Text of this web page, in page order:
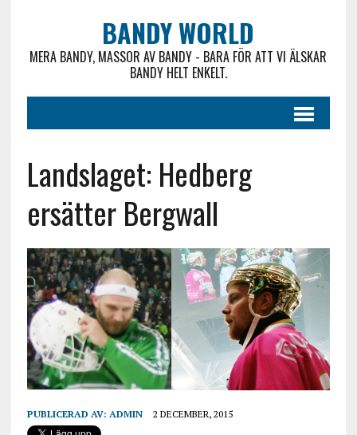
BANDY WORLD
MERA BANDY, MASSOR AV BANDY - BARA FÖR ATT VI ÄLSKAR
BANDY HELT ENKELT.
Landslaget: Hedberg
ersätter Bergwall
PUBLICERAD AV: ADMIN 2 DECEMBER, 2015